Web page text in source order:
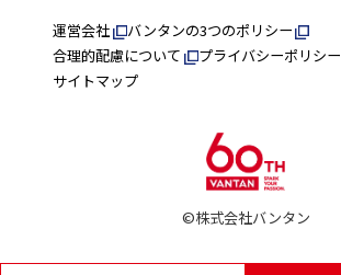
運営会社
バンタンの3つのポリシー
合理的配慮について
プライバシーポリシー
サイトマップ
©株式会社バンタン